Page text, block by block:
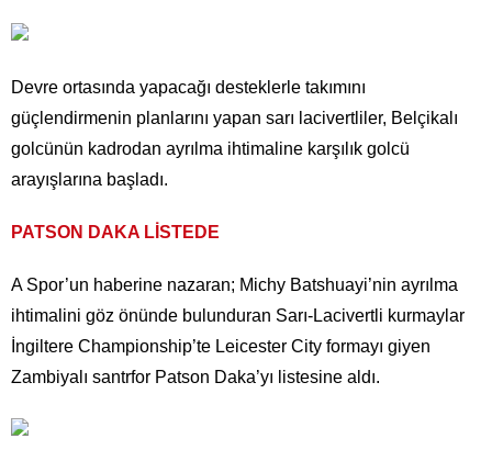
Devre ortasında yapacağı desteklerle takımını
güçlendirmenin planlarını yapan sarı lacivertliler, Belçikalı
golcünün kadrodan ayrılma ihtimaline karşılık golcü
arayışlarına başladı.
PATSON DAKA LİSTEDE
A Spor’un haberine nazaran; Michy Batshuayi’nin ayrılma
ihtimalini göz önünde bulunduran Sarı-Lacivertli kurmaylar
İngiltere Championship’te Leicester City formayı giyen
Zambiyalı santrfor Patson Daka’yı listesine aldı.